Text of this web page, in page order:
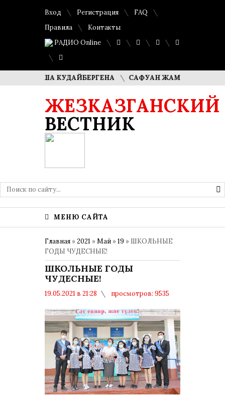
Вход Регистрация
FAQ
Правила
Контакты
РАДИО Online
КУДАЙБЕРГЕНА САФУАН ЖАМПЕИСОВ: «МЫ
ЖЕЗКАЗГАНСКИЙ
ВЕСТНИК
МЕНЮ САЙТА
Главная »2021 »Май »19 » ШКОЛЬНЫЕ
ГОДЫ ЧУДЕСНЫЕ!
ШКОЛЬНЫЕ ГОДЫ
ЧУДЕСНЫЕ!
19.05.2021 в 21:28
просмотров: 9535